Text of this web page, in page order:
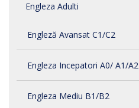
Engleza Adulti
Engleză Avansat C1/C2
Engleza Incepatori A0/ A1/A2
Engleza Mediu B1/B2